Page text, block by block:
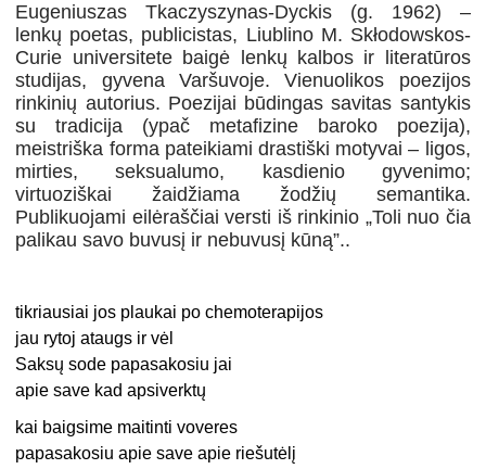
Eugeniuszas Tkaczyszynas-Dyckis (g. 1962) –
lenkų poetas, publicistas, Liublino M. Skłodowskos-
Curie universitete baigė lenkų kalbos ir literatūros
studijas, gyvena Varšuvoje. Vienuolikos poezijos
rinkinių autorius. Poezijai būdingas savitas santykis
su tradicija (ypač metafizine baroko poezija),
meistriška forma pateikiami drastiški motyvai – ligos,
mirties, seksualumo, kasdienio gyvenimo;
virtuoziškai žaidžiama žodžių semantika.
Publikuojami eilėraščiai versti iš rinkinio „Toli nuo čia
palikau savo buvusį ir nebuvusį kūną”..
tikriausiai jos plaukai po chemoterapijos
jau rytoj ataugs ir vėl
Saksų sode papasakosiu jai
apie save kad apsiverktų
kai baigsime maitinti voveres
papasakosiu apie save apie riešutėlį